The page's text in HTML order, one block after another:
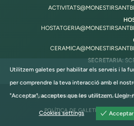
SECRETARIA:
CANAL DE WHATSAPP AVÍS LEGAL
POLÍTICA DE GALETES POLÍTICA
Utilitzem galetes per habilitar els serveis i la
per comprendre la teva interacció amb el
"Acceptar", acceptes que les utilitzem.Llegir-
Cookies settings Acceptar